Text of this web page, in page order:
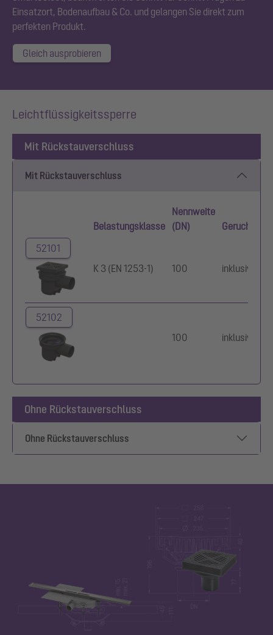
Einsatzort, Bodenaufbau & Co. und gelangen Sie direkt zum
perfekten Produkt.
Gleich ausprobieren
Leichtflüssigkeitssperre
Mit Rückstauverschluss
Mit Rückstauverschluss
Belastungsklasse
Nennweite
(DN)
52101
K 3 (EN 1253-1)
100 inklusive
52102
100
inklusive
Ohne Rückstauverschluss
Ohne Rückstauverschluss